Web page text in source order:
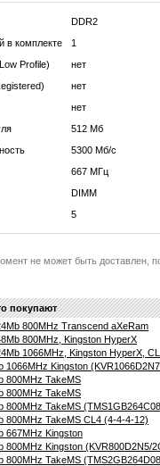
DDR2
в комплекте
1
Profile)
нет
нет
нет
512 Мб
5300 Мб/с
667 МГц
DIMM
5
не может быть доставлен,
покупают
800MHz Transcend aXeRam
800MHz, Kingston HyperX
1066MHz, Kingston HyperX,
1066MHz Kingston
800MHz TakeMS
800MHz TakeMS
800MHz TakeMS
800MHz TakeMS CL4 (4-4-4-12)
667MHz Kingston
800MHz Kingston (KVR800D2N5/
800MHz TakeMS